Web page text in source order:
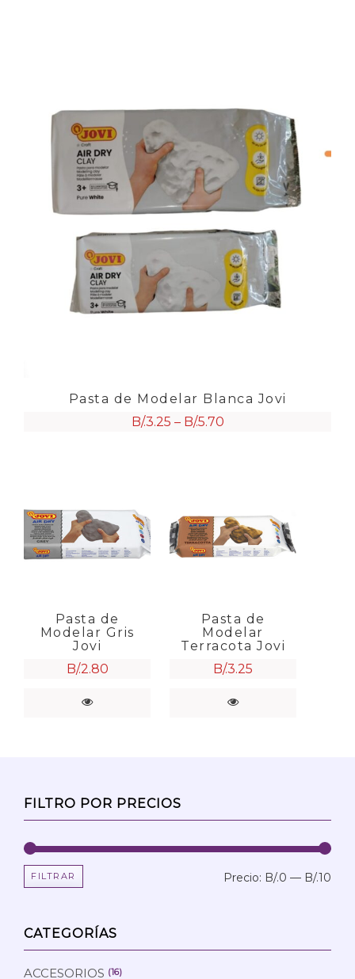
Pasta de Modelar Blanca Jovi
B/.3.25 – B/.5.70
Pasta de
Modelar Gris
Jovi
B/.2.80
Pasta de
Modelar
Terracota Jovi
B/.3.25
FILTRO POR PRECIOS
FILTRAR Precio: B/.0 — B/.10
CATEGORÍAS
ACCESORIOS (16)